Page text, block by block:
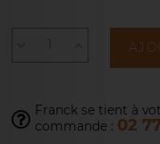
Franck se tient à
commande : 02